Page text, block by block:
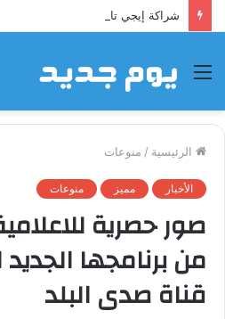
شراكة إيجي تاورز مع استاكوزا..
القائمة
الرئيسية / منوعات
الأخبار مميز منوعات
صور حصرية
من برنامجها
قناة صدى البلد